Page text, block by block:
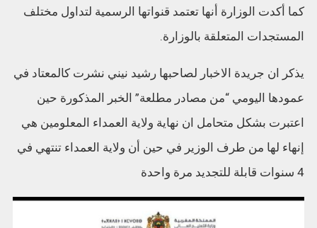
كما أكدت الوزارة أنها تعتمد قنواتها الرسمية لتداول مختلف
المستجدات المتعلقة بالوزارة.
يذكر ان جريدة الاخبار لصاحبها رشيد نيني نشرت كالمعتاد في
عمودها اليومي “من مصادر مطلعة” الخبر المذكورة حين
اعتبرت بشكل متحامل ان نهاية ولاية العمداء المعلومين هي
إنهاء لها من طرف الوزير في حين أن ولاية العمداء تنتهي في
4 سنوات قابلة للتجديد مرة واحدة